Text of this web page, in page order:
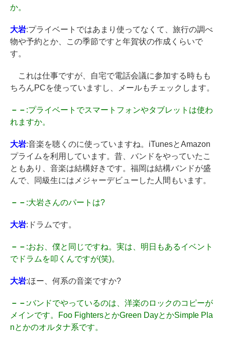
か。
大岩:プライベートではあまり使ってなくて、旅行の調べ
物や予約とか、この季節ですと年賀状の作成くらいで
す。
これは仕事ですが、自宅で電話会議に参加する時もも
ちろんPCを使っていますし、メールもチェックします。
－－ :プライベートでスマートフォンやタブレットは使わ
れますか。
大岩:音楽を聴くのに使っていますね。iTunesとAmazon
プライムを利用しています。昔、バンドをやっていたこ
ともあり、音楽は結構好きです。福岡は結構バンドが盛
んで、同級生にはメジャーデビューした人間もいます。
－－ :大岩さんのパートは?
大岩:ドラムです。
－－ :おお、僕と同じですね。実は、明日もあるイベント
でドラムを叩くんですが(笑)。
大岩:ほー、何系の音楽ですか?
－－ :バンドでやっているのは、洋楽のロックのコピーが
メインです。Foo FightersとかGreen DayとかSimple Pla
nとかのオルタナ系です。